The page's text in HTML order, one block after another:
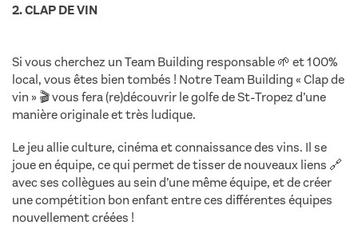
2. CLAP DE VIN
Si vous cherchez un Team Building responsable 🌱 et 100%
local, vous êtes bien tombés ! Notre Team Building « Clap de
vin » 🎬 vous fera (re)découvrir le golfe de St-Tropez d’une
manière originale et très ludique.
Le jeu allie culture, cinéma et connaissance des vins. Il se
joue en équipe, ce qui permet de tisser de nouveaux liens 🔗
avec ses collègues au sein d’une même équipe, et de créer
une compétition bon enfant entre ces différentes équipes
nouvellement créées !